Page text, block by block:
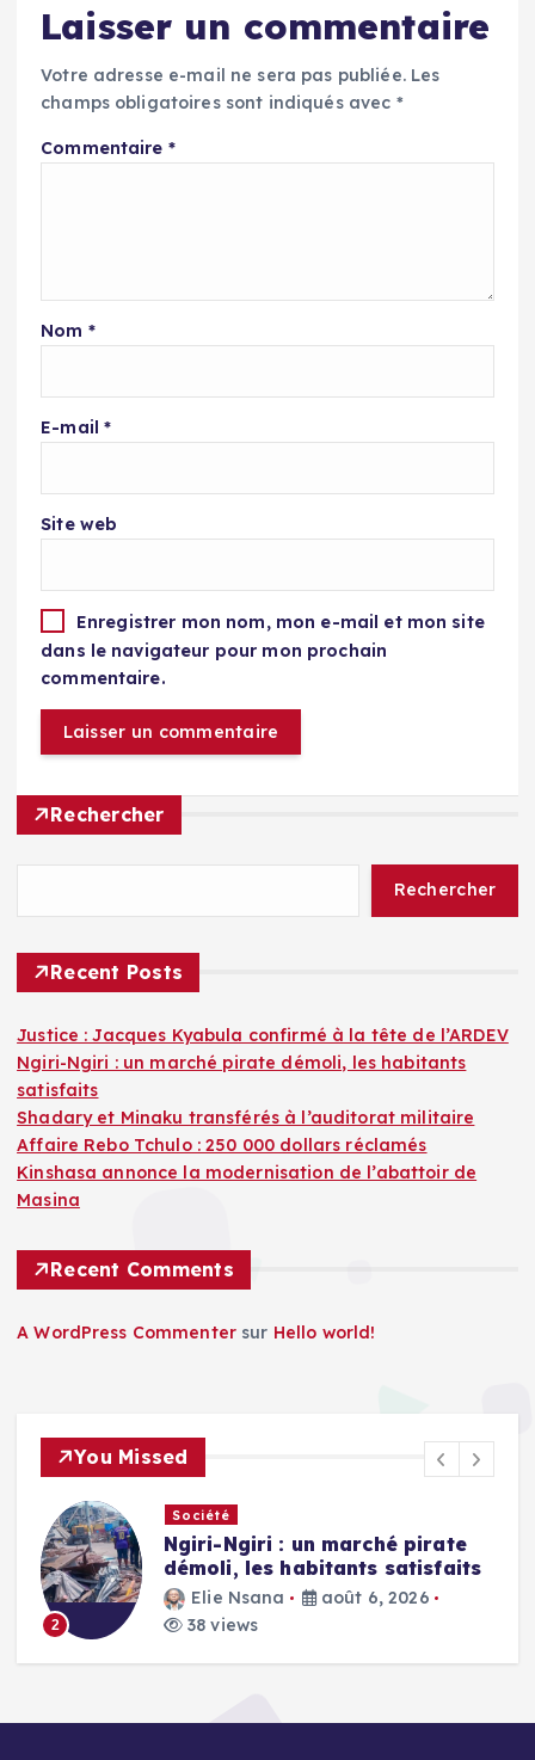
Laisser un commentaire
Votre adresse e-mail ne sera pas publiée. Les
champs obligatoires sont indiqués avec *
Commentaire *
Nom *
E-mail*
Site web
Enregistrer mon nom, mon e-mail et mon site
dans le navigateur pour mon prochain
commentaire.
Rechercher
Rechercher
Recent Posts
Justice : Jacques Kyabula confirmé à la tête de l’ARDEV
Ngiri-Ngiri : un marché pirate démoli, les habitants
satisfaits
Shadary et Minaku transférés à l’auditorat militaire
Affaire Rebo Tchulo : 250 000 dollars réclamés
Kinshasa annonce la modernisation de l’abattoir de
Masina
Recent Comments
A WordPress Commenter sur Hello world!
You Missed
2
Société
Ngiri-Ngiri : un marché pirate
démoli, les habitants satisfaits
Elie Nsana
août 6, 2026
38 views